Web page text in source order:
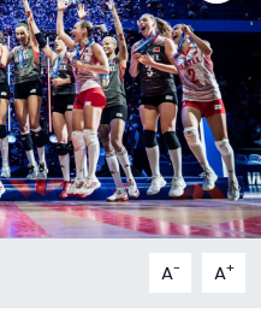
A- A+